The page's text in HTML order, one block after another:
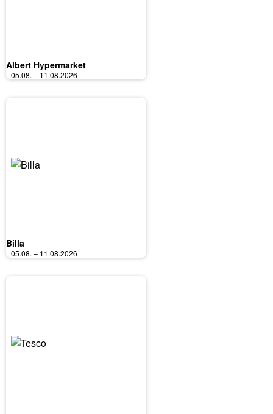
Albert Hypermarket
05.08. – 11.08.2026
Billa
05.08. – 11.08.2026